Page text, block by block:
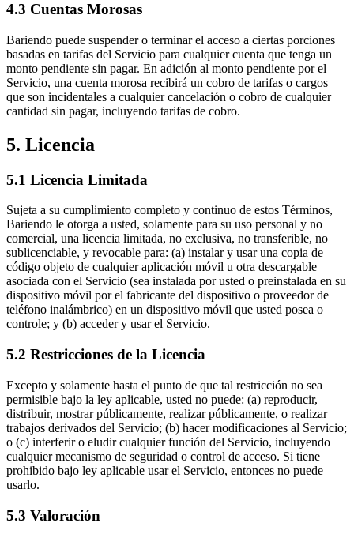
4.3 Cuentas Morosas
Bariendo puede suspender o terminar el acceso a ciertas porciones
basadas en tarifas del Servicio para cualquier cuenta que tenga un
monto pendiente sin pagar. En adición al monto pendiente por el
Servicio, una cuenta morosa recibirá un cobro de tarifas o cargos
que son incidentales a cualquier cancelación o cobro de cualquier
cantidad sin pagar, incluyendo tarifas de cobro.
5. Licencia
5.1 Licencia Limitada
Sujeta a su cumplimiento completo y continuo de estos Términos,
Bariendo le otorga a usted, solamente para su uso personal y no
comercial, una licencia limitada, no exclusiva, no transferible, no
sublicenciable, y revocable para: (a) instalar y usar una copia de
código objeto de cualquier aplicación móvil u otra descargable
asociada con el Servicio (sea instalada por usted o preinstalada en su
dispositivo móvil por el fabricante del dispositivo o proveedor de
teléfono inalámbrico) en un dispositivo móvil que usted posea o
controle; y (b) acceder y usar el Servicio.​
5.2 Restricciones de la Licencia
Excepto y solamente hasta el punto de que tal restricción no sea
permisible bajo la ley aplicable, usted no puede: (a) reproducir,
distribuir, mostrar públicamente, realizar públicamente, o realizar
trabajos derivados del Servicio; (b) hacer modificaciones al Servicio;
o (c) interferir o eludir cualquier función del Servicio, incluyendo
cualquier mecanismo de seguridad o control de acceso. Si tiene
prohibido bajo ley aplicable usar el Servicio, entonces no puede
usarlo.​
5.3 Valoración